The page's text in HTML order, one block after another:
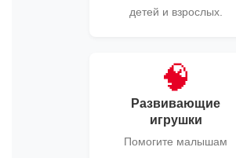
детей и взрослых.
🧠
Развивающие
игрушки
Помогите малышам